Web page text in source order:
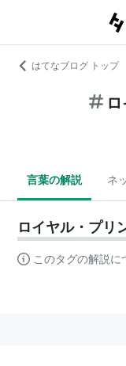
はてなブログ トップ
言葉の解説 ネ
ロイヤル・プリ
このタグの解説に